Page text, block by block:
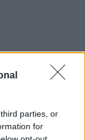
parties, or
for